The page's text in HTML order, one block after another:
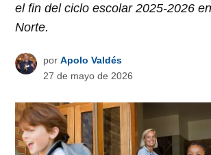
el fin del ciclo escolar 2025-2026
Norte.
por Apolo Valdés
27 de mayo de 2026